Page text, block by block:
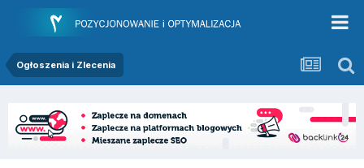
Ogłoszenia i Zlecenia